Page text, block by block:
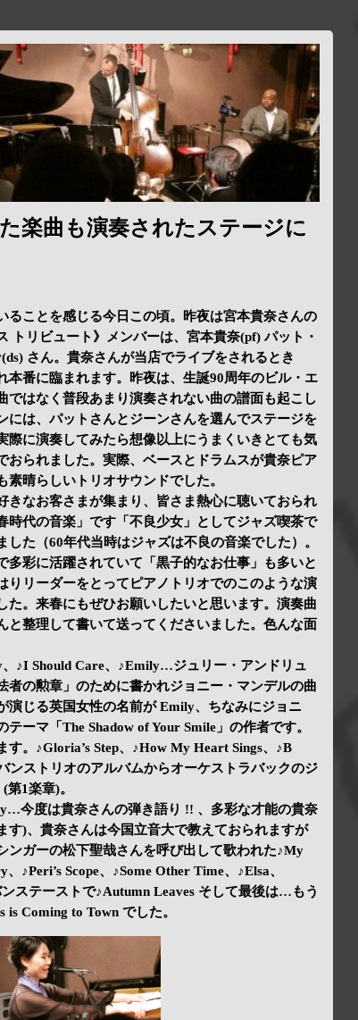
楽曲も演奏されたステージに
ることを感じる今日この頃。昨夜は宮本貴奈さんの
トリビュート》メンバーは、宮本貴奈(pf) パット・
さん。貴奈さんが当店でライブをされるとき
本番に臨まれます。昨夜は、生誕90周年のビル・エ
ではなく普段あまり演奏されない曲の譜面も起こし
には、パットさんとジーンさんを選んでステージを
際に演奏してみたら想像以上にうまくいきとても気
おられました。実際、ベースとドラムスが貴奈ピア
素晴らしいトリオサウンドでした。
きなお客さまが集まり、皆さま熱心に聴いておられ
時代の音楽」です「不良少女」としてジャズ喫茶で
した（60年代当時はジャズは不良の音楽でした）。
多彩に活躍されていて「黒子的なお仕事」も多いと
りリーダーをとってピアノトリオでのこのような演
た。来春にもぜひお願いしたいと思います。演奏曲
と整理して書いて送ってくださいました。色んな面
♪I Should Care、♪Emily…ジュリー・アンドリュ
者の勲章」のために書かれジョニー・マンデルの曲
演じる英国女性の名前が Emily、ちなみにジョニ
ーマ「The Shadow of Your Smile」の作者です。
す。♪Gloria’s Step、♪How My Heart Sings、♪B
ストリオのアルバムからオーケストラバックのジ
第1楽章)。
今度は貴奈さんの弾き語り !! 、多彩な才能の貴奈
す)、貴奈さんは今国立音大で教えておられますが
ンガーの松下聖哉さんを呼び出して歌われた♪My
♪Peri’s Scope、♪Some Other Time、♪Elsa、
ステーストで♪Autumn Leaves そして最後は…もう
is Coming to Town でした。